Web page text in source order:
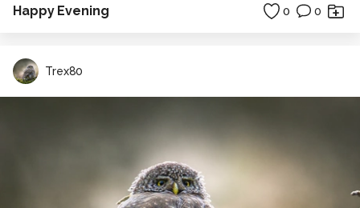
Happy Evening 0 0
Trex80